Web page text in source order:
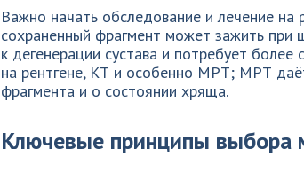
Важно начать обследование и лечение на
сохраненный фрагмент может зажить
к дегенерации сустава и потребует
на рентгене, КТ и особенно МРТ; МРТ
фрагмента и о состоянии хряща.
Ключевые принципы выбора